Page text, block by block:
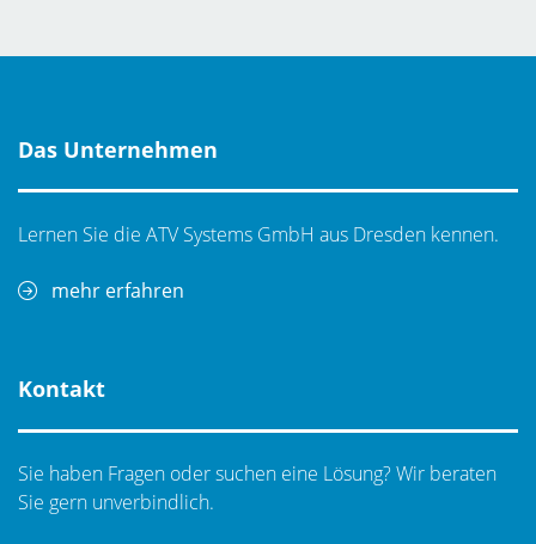
Das Unternehmen
Lernen Sie die ATV Systems GmbH aus Dresden kennen.
mehr erfahren
Kontakt
Sie haben Fragen oder suchen eine Lösung? Wir beraten
Sie gern unverbindlich.